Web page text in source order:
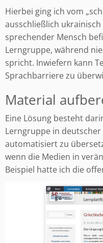
Hierbei ging ich vom
ausschließlich
sprechender Mensch
Lerngruppe, während
spricht. Inwiefern kann
Sprachbarriere zu
Material
Eine Lösung besteht
Lerngruppe in
automatisiert zu
wenn die Medien in
Beispiel hatte ich die